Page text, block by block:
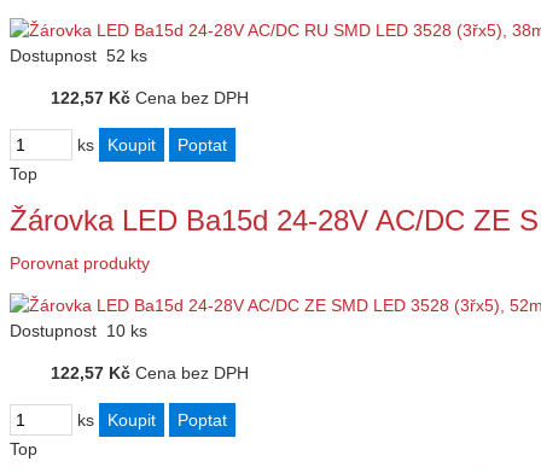
Dostupnost 52 ks
122,57 Kč Cena bez DPH
ks
Top
Žárovka LED Ba15d 24-28V AC/DC ZE
Porovnat produkty
Dostupnost 10 ks
122,57 Kč Cena bez DPH
ks
Top